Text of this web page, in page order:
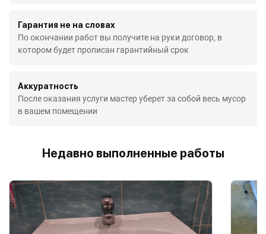
Гарантия не на словах
По окончании работ вы получите на руки договор, в
котором будет прописан гарантийный срок
Аккуратность
После оказания услуги мастер уберет за собой весь мусор
в вашем помещении
Недавно выполненные работы